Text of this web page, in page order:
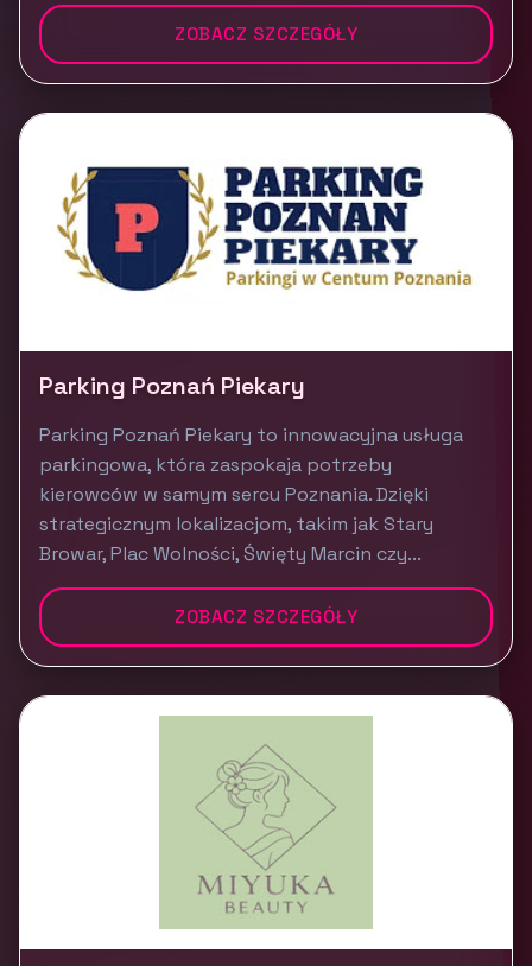
ZOBACZ SZCZEGÓŁY
Parking Poznań Piekary
Parking Poznań Piekary to innowacyjna usługa
parkingowa, która zaspokaja potrzeby
kierowców w samym sercu Poznania. Dzięki
strategicznym lokalizacjom, takim jak Stary
Browar, Plac Wolności, Święty Marcin czy...
ZOBACZ SZCZEGÓŁY